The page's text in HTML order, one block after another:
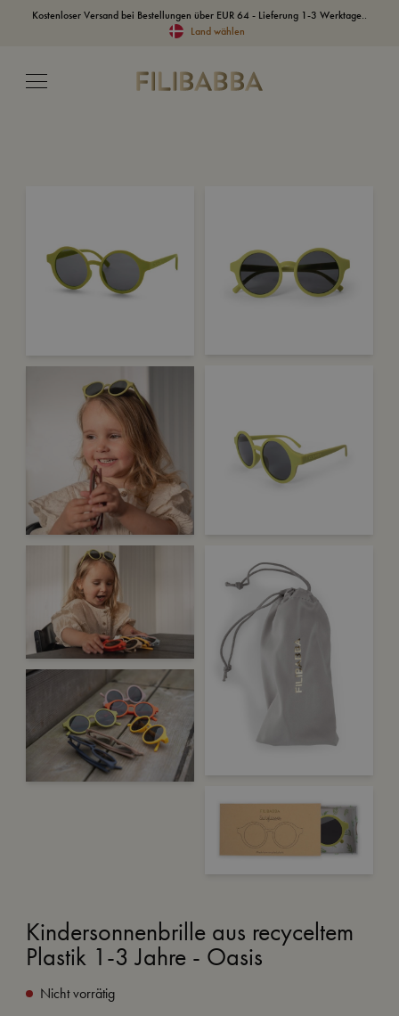
Kostenloser Versand bei Bestellungen über EUR 64 - Lieferung 1-3 Werktage..
Land wählen
Kindersonnenbrille aus recyceltem
Plastik 1-3 Jahre - Oasis
Nicht vorrätig